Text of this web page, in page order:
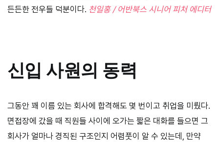
든든한 전우들 덕분이다. 천일홍 / 어반북스 시니어 피처 에디터
신입 사원의 동력
그동안 꽤 이름 있는 회사에 합격해도 몇 번이고 취업을 미뤘다.
면접장에 갔을 때 직원들 사이에 오가는 짧은 대화를 들으면 그
회사가 얼마나 경직된 구조인지 어렴풋이 알 수 있는데, 만약